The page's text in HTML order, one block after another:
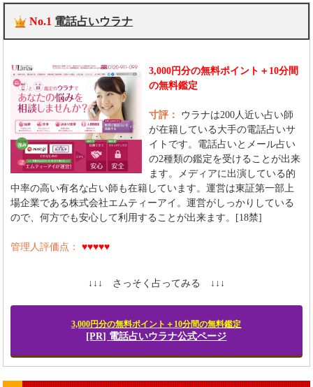
No.1 電話占いウラナ
3,000円分の無料ポイント＋10分間
の無料鑑定
寸評：
ウラナは200人近い占い師
が在籍している大手の電話占いサ
イトです。電話占いとメール占い
の2種類の鑑定を受けることが出来
ます。メディアに出演している的
中率の高い有名な占い師も在籍しています。運営は東証第一部上
場企業である株式会社エムティーアイ。運営がしっかりしている
ので、何方でも安心して利用することが出来ます。[18禁]
管理人評価点：♥♥♥♥♥
↓↓↓ さっそく占ってみる ↓↓↓
3,000円分の無料ポイント＋10分間の無料鑑定
[PR] 電話占いウラナ公式ページ